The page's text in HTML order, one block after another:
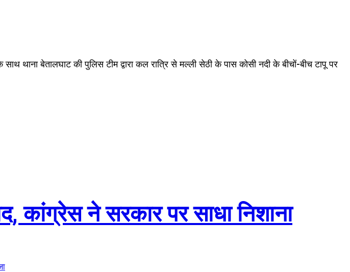
थाना बेतालघाट की पुलिस टीम द्वारा कल रात्रि से मल्ली सेठी के पास कोसी नदी के बीचों-बीच टापू पर
कांग्रेस ने सरकार पर साधा निशाना